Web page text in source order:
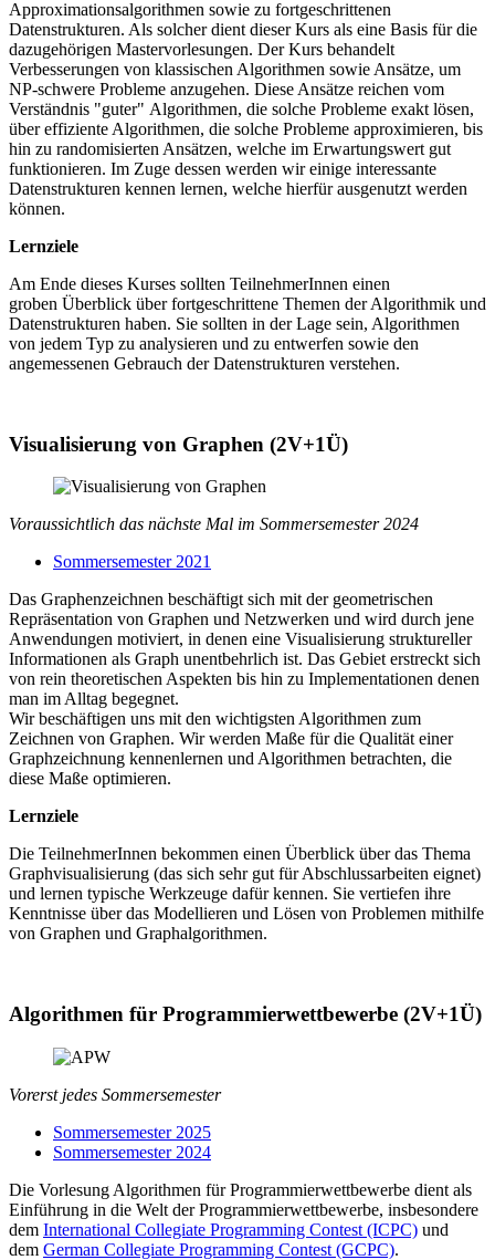
Approximationsalgorithmen sowie zu fortgeschrittenen
Datenstrukturen. Als solcher dient dieser Kurs als eine Basis für die
dazugehörigen Mastervorlesungen. Der Kurs behandelt
Verbesserungen von klassischen Algorithmen sowie Ansätze, um
NP-schwere Probleme anzugehen. Diese Ansätze reichen vom
Verständnis "guter" Algorithmen, die solche Probleme exakt lösen,
über effiziente Algorithmen, die solche Probleme approximieren, bis
hin zu randomisierten Ansätzen, welche im Erwartungswert gut
funktionieren. Im Zuge dessen werden wir einige interessante
Datenstrukturen kennen lernen, welche hierfür ausgenutzt werden
können.
Lernziele
Am Ende dieses Kurses sollten TeilnehmerInnen einen
groben Überblick über fortgeschrittene Themen der Algorithmik und
Datenstrukturen haben. Sie sollten in der Lage sein, Algorithmen
von jedem Typ zu analysieren und zu entwerfen sowie den
angemessenen Gebrauch der Datenstrukturen verstehen.
Visualisierung von Graphen (2V+1Ü)
Voraussichtlich das nächste Mal im Sommersemester 2024
Sommersemester 2021
Das Graphenzeichnen beschäftigt sich mit der geometrischen
Repräsentation von Graphen und Netzwerken und wird durch jene
Anwendungen motiviert, in denen eine Visualisierung struktureller
Informationen als Graph unentbehrlich ist. Das Gebiet erstreckt sich
von rein theoretischen Aspekten bis hin zu Implementationen denen
man im Alltag begegnet.
Wir beschäftigen uns mit den wichtigsten Algorithmen zum
Zeichnen von Graphen. Wir werden Maße für die Qualität einer
Graphzeichnung kennenlernen und Algorithmen betrachten, die
diese Maße optimieren.
Lernziele
Die TeilnehmerInnen bekommen einen Überblick über das Thema
Graphvisualisierung (das sich sehr gut für Abschlussarbeiten eignet)
und lernen typische Werkzeuge dafür kennen. Sie vertiefen ihre
Kenntnisse über das Modellieren und Lösen von Problemen mithilfe
von Graphen und Graphalgorithmen.
Algorithmen für Programmierwettbewerbe (2V+1Ü)
Vorerst jedes Sommersemester
Sommersemester 2025
Sommersemester 2024
Die Vorlesung Algorithmen für Programmierwettbewerbe dient als
Einführung in die Welt der Programmierwettbewerbe, insbesondere
dem International Collegiate Programming Contest (ICPC) und
dem German Collegiate Programming Contest (GCPC).